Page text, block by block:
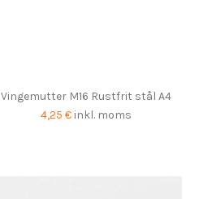
Vingemutter M16 Rustfrit stål A4
4,25 € inkl. moms